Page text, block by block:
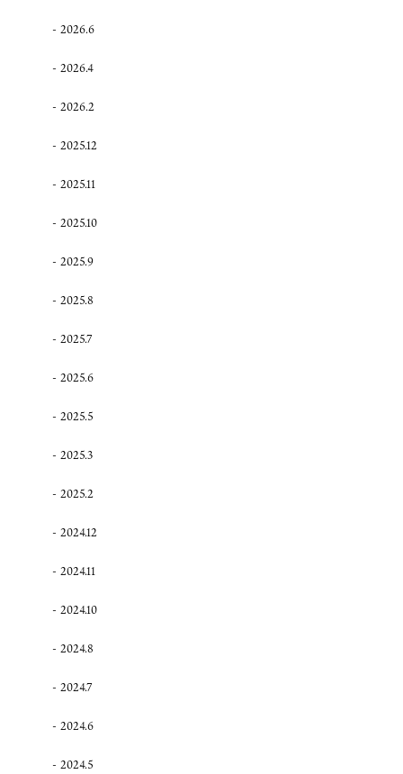
2026.6
2026.4
2026.2
2025.12
2025.11
2025.10
2025.9
2025.8
2025.7
2025.6
2025.5
2025.3
2025.2
2024.12
2024.11
2024.10
2024.8
2024.7
2024.6
2024.5